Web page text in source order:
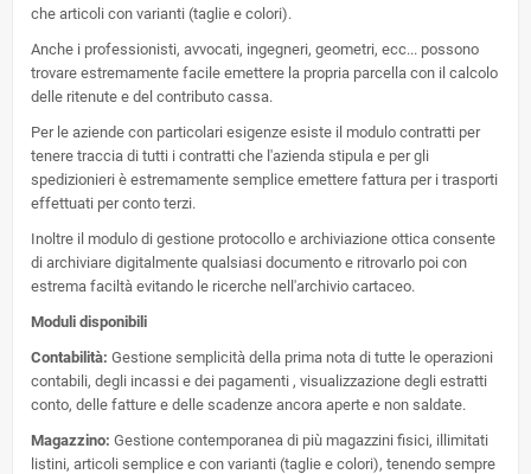
che articoli con varianti (taglie e colori).
Anche i professionisti, avvocati, ingegneri, geometri, ecc... possono
trovare estremamente facile emettere la propria parcella con il calcolo
delle ritenute e del contributo cassa.
Per le aziende con particolari esigenze esiste il modulo contratti per
tenere traccia di tutti i contratti che l'azienda stipula e per gli
spedizionieri è estremamente semplice emettere fattura per i trasporti
effettuati per conto terzi.
Inoltre il modulo di gestione protocollo e archiviazione ottica consente
di archiviare digitalmente qualsiasi documento e ritrovarlo poi con
estrema faciltà evitando le ricerche nell'archivio cartaceo.
Moduli disponibili
Contabilità: Gestione semplicità della prima nota di tutte le operazioni
contabili, degli incassi e dei pagamenti , visualizzazione degli estratti
conto, delle fatture e delle scadenze ancora aperte e non saldate.
Magazzino: Gestione contemporanea di più magazzini fisici, illimitati
listini, articoli semplice e con varianti (taglie e colori), tenendo sempre